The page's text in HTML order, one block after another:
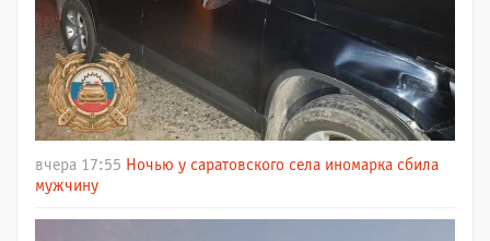
вчера 17:55 Ночью у саратовского села иномарка сбила
мужчину